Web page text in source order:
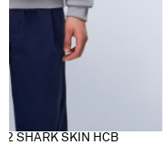
2 SHARK SKIN HCB